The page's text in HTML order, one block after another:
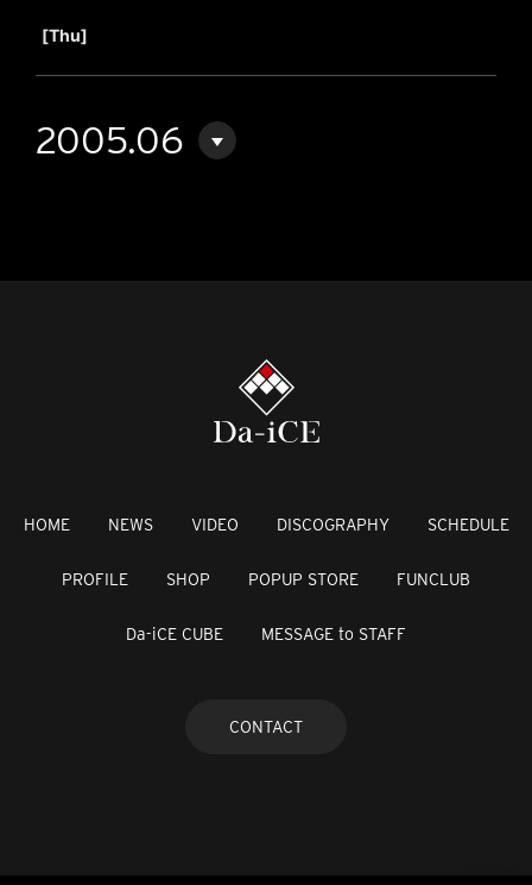
[Thu]
2005.06
HOME NEWS VIDEO DISCOGRAPHY SCHEDULE
PROFILE SHOP POPUP STORE FUNCLUB
Da-iCE CUBE MESSAGE to STAFF
CONTACT